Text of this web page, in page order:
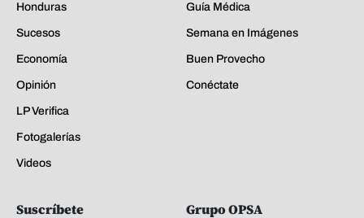
Honduras
Sucesos
Economía
Opinión
LP Verifica
Fotogalerías
Videos
Guía Médica
Semana en Imágenes
Buen Provecho
Conéctate
Suscríbete Grupo OPSA